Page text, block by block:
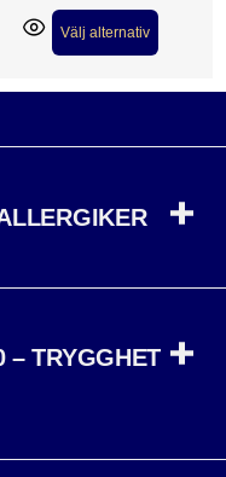
Välj alternativ
– TRYGGHET